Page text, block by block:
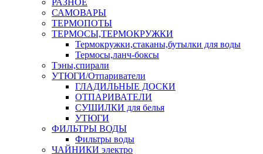
РАЗНОЕ
САМОВАРЫ
ТЕРМОПОТЫ
ТЕРМОСЫ,ТЕРМОКРУЖКИ
Термокружки,стаканы,бутылки для воды
Термосы,ланч-боксы
Тэны,спирали
УТЮГИ/Отпариватели
ГЛАДИЛЬНЫЕ ДОСКИ
ОТПАРИВАТЕЛИ
СУШИЛКИ для белья
УТЮГИ
ФИЛЬТРЫ ВОДЫ
Фильтры воды
ЧАЙНИКИ электро